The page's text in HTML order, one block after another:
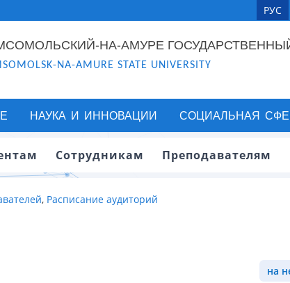
РУС
НА-АМУРЕ
NA-AMURE STATE UNIVERSITY
НАУКА И ИННОВАЦИИ СОЦИАЛЬНАЯ
Сотрудникам Преподавателям
, Расписание аудиторий
на